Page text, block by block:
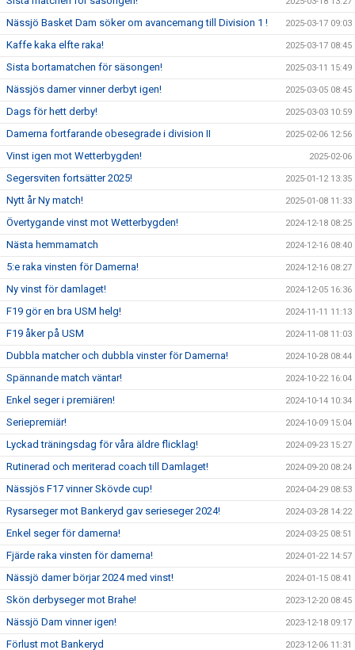
Nässjö Basket Dam söker om avancemang till Division 1 ! 2025-03-17 09:03
Kaffe kaka elfte raka! 2025-03-17 08:45
Sista bortamatchen för säsongen! 2025-03-11 15:49
Nässjös damer vinner derbyt igen! 2025-03-05 08:45
Dags för hett derby! 2025-03-03 10:59
Damerna fortfarande obesegrade i division II 2025-02-06 12:56
Vinst igen mot Wetterbygden! 2025-02-06
Segersviten fortsätter 2025! 2025-01-12 13:35
Nytt år Ny match! 2025-01-08 11:33
Övertygande vinst mot Wetterbygden! 2024-12-18 08:25
Nästa hemmamatch 2024-12-16 08:40
5:e raka vinsten för Damerna! 2024-12-16 08:27
Ny vinst för damlaget! 2024-12-05 16:36
F19 gör en bra USM helg! 2024-11-11 11:13
F19 åker på USM 2024-11-08 11:03
Dubbla matcher och dubbla vinster för Damerna! 2024-10-28 08:44
Spännande match väntar! 2024-10-22 16:04
Enkel seger i premiären! 2024-10-14 10:34
Seriepremiär! 2024-10-09 15:04
Lyckad träningsdag för våra äldre flicklag! 2024-09-23 15:27
Rutinerad och meriterad coach till Damlaget! 2024-09-20 08:24
Nässjös F17 vinner Skövde cup! 2024-04-29 08:53
Rysarseger mot Bankeryd gav serieseger 2024! 2024-03-28 14:22
Enkel seger för damerna! 2024-03-25 08:51
Fjärde raka vinsten för damerna! 2024-01-22 14:57
Nässjö damer börjar 2024 med vinst! 2024-01-15 08:41
Skön derbyseger mot Brahe! 2023-12-20 08:45
Nässjö Dam vinner igen! 2023-12-18 09:17
Förlust mot Bankeryd 2023-12-06 11:31